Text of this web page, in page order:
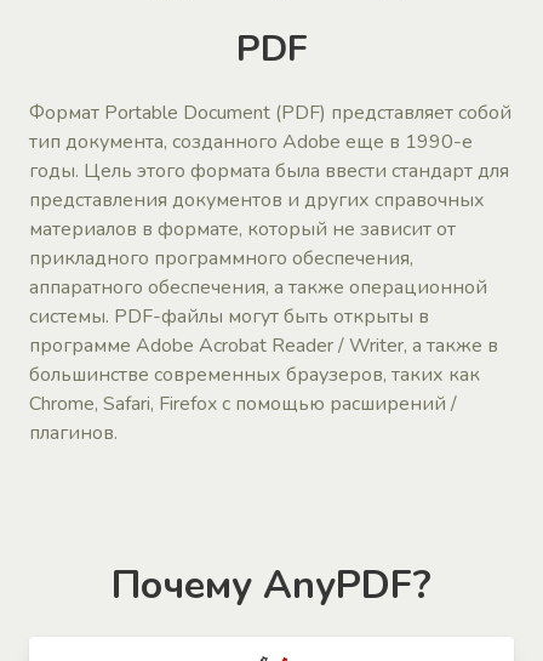
PDF
Формат Portable Document (PDF) представляет собой
тип документа, созданного Adobe еще в 1990-е
годы. Цель этого формата была ввести стандарт для
представления документов и других справочных
материалов в формате, который не зависит от
прикладного программного обеспечения,
аппаратного обеспечения, а также операционной
системы. PDF-файлы могут быть открыты в
программе Adobe Acrobat Reader / Writer, а также в
большинстве современных браузеров, таких как
Chrome, Safari, Firefox с помощью расширений /
плагинов.
Почему AnyPDF?